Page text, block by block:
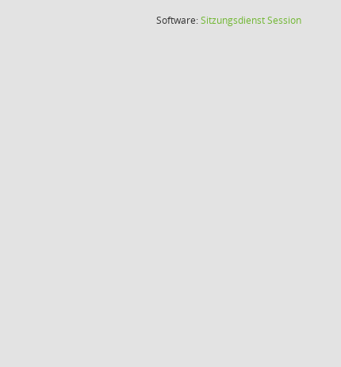
Software:SitzungsdienstSession(Wird in